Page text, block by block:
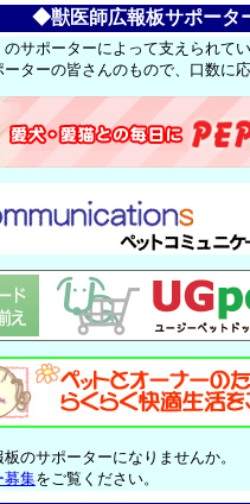
◆獣医師広報板サポータ
サポーターによって支えられてい
ターの皆さんのもので、口数に
のサポーターになりませんか。
募集をご覧ください。